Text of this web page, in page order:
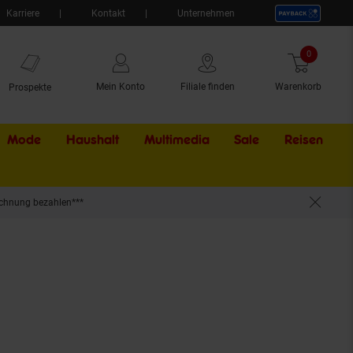
Karriere Kontakt Unternehmen
Prospekte Mein Konto Filiale finden Warenkorb
0 Artikel
Mode Haushalt Multimedia Sale Externer
Reisen
bezahlen***